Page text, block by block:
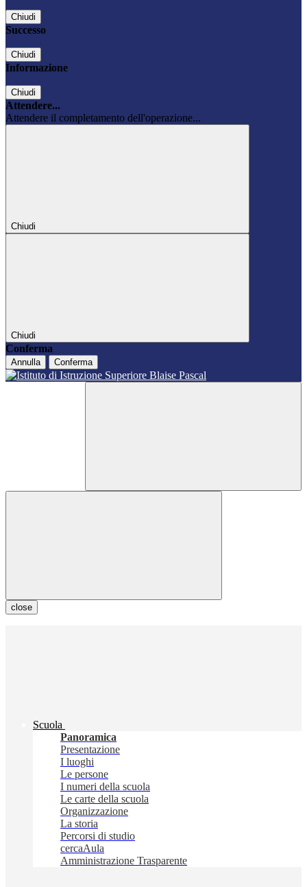
Chiudi
Successo
Chiudi
Informazione
Chiudi
Attendere...
Attendere il completamento dell'operazione...
Chiudi
Chiudi
Conferma
Annulla Conferma
close
Scuola
Panoramica
Presentazione
I luoghi
Le persone
I numeri della scuola
Le carte della scuola
Organizzazione
La storia
Percorsi di studio
cercaAula
Amministrazione Trasparente